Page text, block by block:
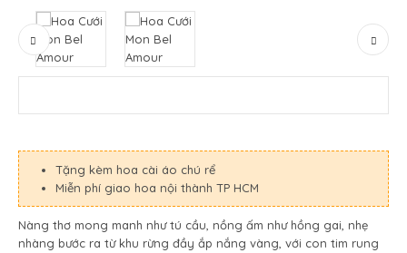
Tặng kèm hoa cài áo chú rể
Miễn phí giao hoa nội thành TP HCM
Nàng thơ mong manh như tú cầu, nồng ấm như hồng gai, nhẹ
nhàng bước ra từ khu rừng đầy ắp nắng vàng, với con tim rung